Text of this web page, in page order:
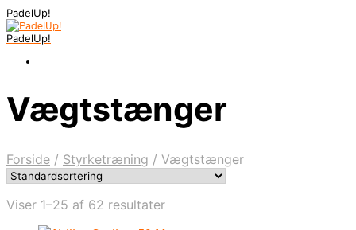
PadelUp!
PadelUp!
Vægtstænger
Forside / Styrketræning / Vægtstænger
Viser 1–25 af 62 resultater